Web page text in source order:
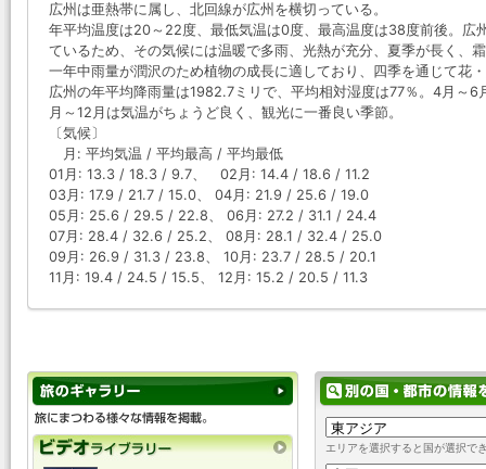
広州は亜熱帯に属し、北回線が広州を横切っている。
年平均温度は20～22度、最低気温は0度、最高温度は38度前後。広
ているため、その気候には温暖で多雨、光熱が充分、夏季が長く、
一年中雨量が潤沢のため植物の成長に適しており、四季を通じて花
広州の年平均降雨量は1982.7ミリで、平均相対湿度は77％。4月～
月～12月は気温がちょうど良く、観光に一番良い季節。
〔気候〕
月: 平均気温 / 平均最高 / 平均最低
01月: 13.3 / 18.3 / 9.7、 02月: 14.4 / 18.6 / 11.2
03月: 17.9 / 21.7 / 15.0、 04月: 21.9 / 25.6 / 19.0
05月: 25.6 / 29.5 / 22.8、 06月: 27.2 / 31.1 / 24.4
07月: 28.4 / 32.6 / 25.2、 08月: 28.1 / 32.4 / 25.0
09月: 26.9 / 31.3 / 23.8、 10月: 23.7 / 28.5 / 20.1
11月: 19.4 / 24.5 / 15.5、 12月: 15.2 / 20.5 / 11.3
エリアを選択すると国が選択で